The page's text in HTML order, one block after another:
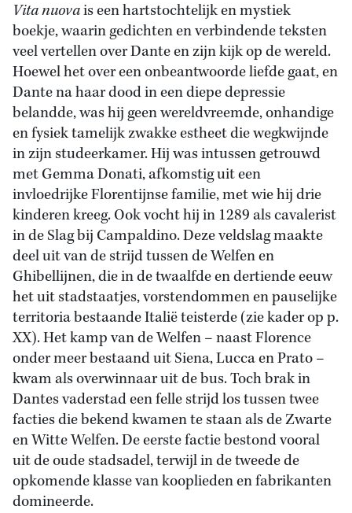
Vita nuovais een hartstochtelijk en mystiek
boekje, waarin gedichten en verbindende teksten
veel vertellen over Dante en zijn kijk op de wereld.
Hoewel het over een onbeantwoorde liefde gaat, en
Dante na haar dood in een diepe depressie
belandde, was hij geen wereldvreemde, onhandige
en fysiek tamelijk zwakke estheet die wegkwijnde
in zijn studeerkamer. Hij was intussen getrouwd
met Gemma Donati, afkomstig uit een
invloedrijke Florentijnse familie, met wie hij drie
kinderen kreeg. Ook vocht hij in 1289 als cavalerist
in de Slag bij Campaldino. Deze veldslag maakte
deel uit van de strijd tussen de Welfen en
Ghibellijnen, die in de twaalfde en dertiende eeuw
het uit stadstaatjes, vorstendommen en pauselijke
territoria bestaande Italië teisterde (zie kader op p.
XX). Het kamp van de Welfen – naast Florence
onder meer bestaand uit Siena, Lucca en Prato –
kwam als overwinnaar uit de bus. Toch brak in
Dantes vaderstad een felle strijd los tussen twee
facties die bekend kwamen te staan als de Zwarte
en Witte Welfen. De eerste factie bestond vooral
uit de oude stadsadel, terwijl in de tweede de
opkomende klasse van kooplieden en fabrikanten
domineerde.